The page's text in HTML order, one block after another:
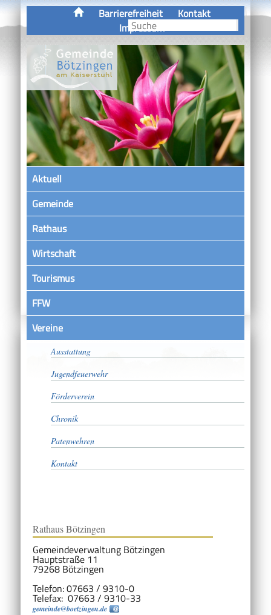
Barrierefreiheit
Kontakt
Impressum
Aktuell
Gemeinde
Rathaus
Wirtschaft
Tourismus
FFW
VereineAktive Abteilung
Ausstattung
Jugendfeuerwehr
Förderverein
Chronik
Patenwehren
Kontakt
Rathaus Bötzingen
Gemeindeverwaltung Bötzingen
Hauptstraße 11
79268 Bötzingen
Telefon: 07663 / 9310-0
Telefax: 07663 / 9310-33
gemeinde@boetzingen.de